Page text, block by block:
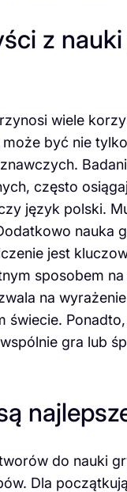
z
wiele
być nie
często
język polski.
nauka
jest
sposobem
na
świecie.
gra lub
do nauki
Dla